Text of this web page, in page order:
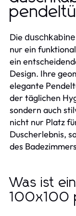
Die
nur ein
ein
Design. Ihre
elegante
der täglichen
sondern auch
nicht nur Platz
Duscherlebnis,
des
Was ist
100x100